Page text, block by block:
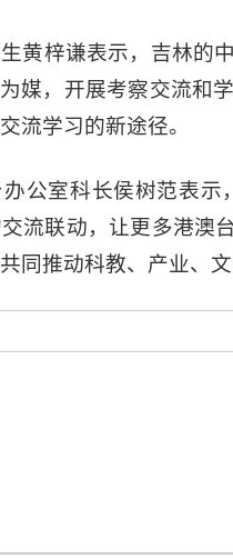
黄梓谦表示，吉林的
媒，开展考察交流和
流学习的新途径。
公室科长侯树范表
流联动，让更多港澳
同推动科教、产业、